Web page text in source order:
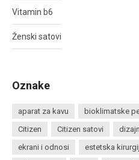
Vitamin b6
Ženski satovi
Oznake
aparat za kavu bioklimatske
Citizen
Citizen satovi
ekrani i odnosi
estetska